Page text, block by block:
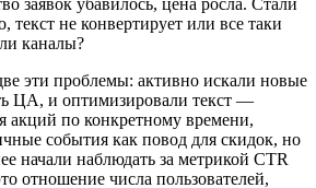
заявок убавилось, цена росла. Стали
текст не конвертирует или все таки
каналы?
эти проблемы: активно искали новые
ЦА, и оптимизировали текст —
акций по конкретному времени,
события как повод для скидок, но
начали наблюдать за метрикой CTR
отношение числа пользователей,